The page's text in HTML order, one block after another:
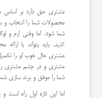
مشتری حق دارد بر اساس
محصولات شما را انتخاب و
شما شود. اما وقتی ارم و
کنید. باید بتواند با
مشتری حال خوب او را
مشتری و در چشم مشتری
شما را موفق و برند سازی
اما این تازه اول راه است و